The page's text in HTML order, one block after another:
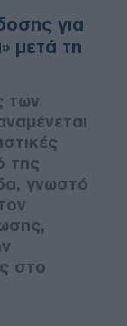
για
μετά τη
των
της
γνωστό
στο